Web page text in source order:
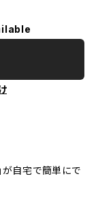
が自宅で簡単にで